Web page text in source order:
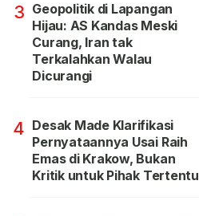
3 Geopolitik di Lapangan
Hijau: AS Kandas Meski
Curang, Iran tak
Terkalahkan Walau
Dicurangi
4 Desak Made Klarifikasi
Pernyataannya Usai Raih
Emas di Krakow, Bukan
Kritik untuk Pihak Tertentu